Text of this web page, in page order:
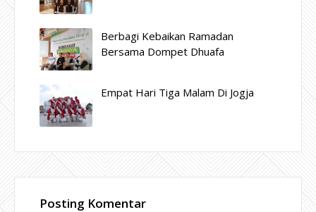
Berbagi Kebaikan Ramadan
Bersama Dompet Dhuafa
Empat Hari Tiga Malam Di Jogja
Posting Komentar